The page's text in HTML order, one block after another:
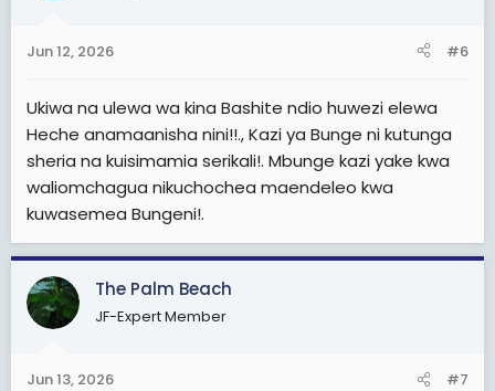
Jun 12, 2026 #6
Ukiwa na ulewa wa kina Bashite ndio huwezi elewa
Heche anamaanisha nini!!., Kazi ya Bunge ni kutunga
sheria na kuisimamia serikali!. Mbunge kazi yake kwa
waliomchagua nikuchochea maendeleo kwa
kuwasemea Bungeni!.
The Palm Beach
JF-Expert Member
Jun 13, 2026 #7